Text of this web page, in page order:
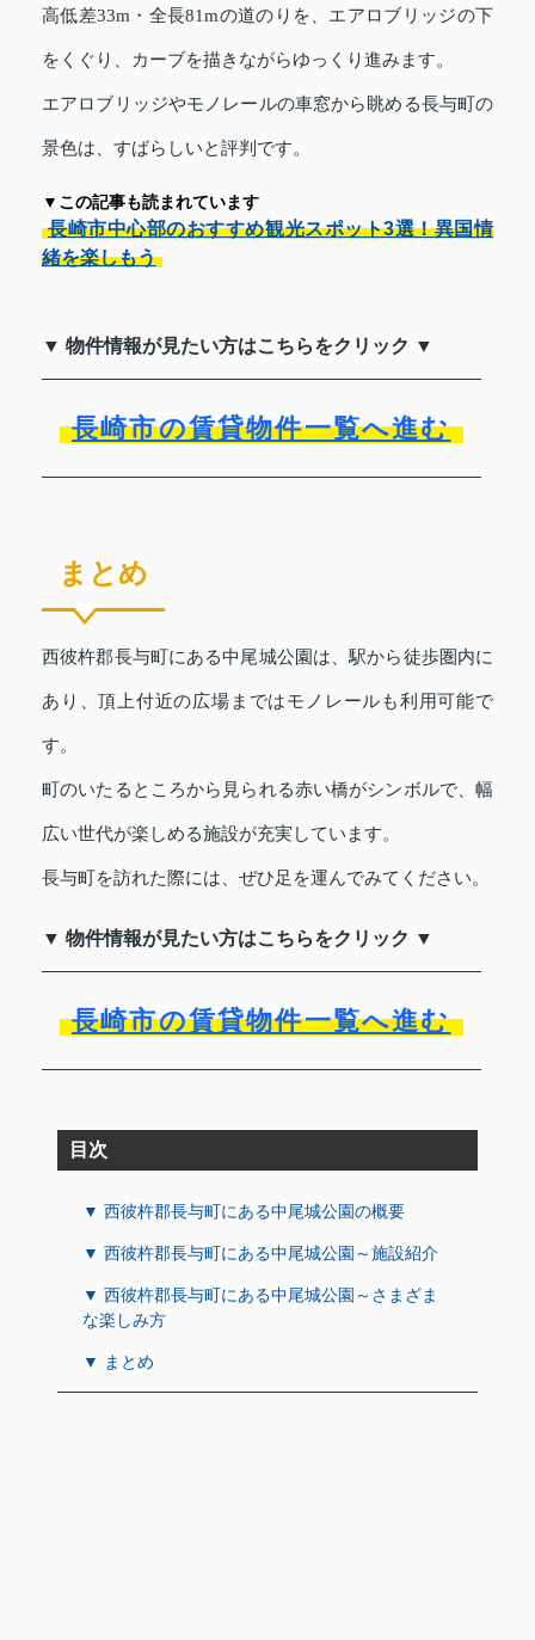
高低差33m・全長81mの道のりを、エアロブリッジの下
をくぐり、カーブを描きながらゆっくり進みます。
エアロブリッジやモノレールの車窓から眺める長与町の
景色は、すばらしいと評判です。
▼この記事も読まれています
長崎市中心部のおすすめ観光スポット3選！異国情
緒を楽しもう
▼ 物件情報が見たい方はこちらをクリック ▼
長崎市の賃貸物件一覧へ進む
まとめ
西彼杵郡長与町にある中尾城公園は、駅から徒歩圏内に
あり、頂上付近の広場まではモノレールも利用可能で
す。
町のいたるところから見られる赤い橋がシンボルで、幅
広い世代が楽しめる施設が充実しています。
長与町を訪れた際には、ぜひ足を運んでみてください。
▼ 物件情報が見たい方はこちらをクリック ▼
長崎市の賃貸物件一覧へ進む
目次
▼ 西彼杵郡長与町にある中尾城公園の概要
▼ 西彼杵郡長与町にある中尾城公園～施設紹介
▼ 西彼杵郡長与町にある中尾城公園～さまざま
な楽しみ方
▼ まとめ